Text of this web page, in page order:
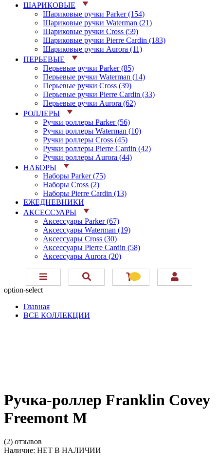
ШАРИКОВЫЕ
Шариковые ручки Parker (154)
Шариковые ручки Waterman (21)
Шариковые ручки Cross (59)
Шариковые ручки Pierre Cardin (183)
Шариковые ручки Aurora (11)
ПЕРЬЕВЫЕ
Перьевые ручки Parker (85)
Перьевые ручки Waterman (14)
Перьевые ручки Cross (39)
Перьевые ручки Pierre Cardin (33)
Перьевые ручки Aurora (62)
РОЛЛЕРЫ
Ручки роллеры Parker (56)
Ручки роллеры Waterman (10)
Ручки роллеры Cross (45)
Ручки роллеры Pierre Cardin (42)
Ручки роллеры Aurora (44)
НАБОРЫ
Наборы Parker (75)
Наборы Cross (2)
Наборы Pierre Cardin (13)
ЕЖЕДНЕВНИКИ
АКСЕССУАРЫ
Аксессуары Parker (67)
Аксессуары Waterman (19)
Аксессуары Cross (30)
Аксессуары Pierre Cardin (58)
Аксессуары Aurora (20)
option-select
Главная
ВСЕ КОЛЛЕКЦИИ
Ручка-роллер Franklin Covey
Freemont M
(2) отзывов
Наличие: НЕТ В НАЛИЧИИ